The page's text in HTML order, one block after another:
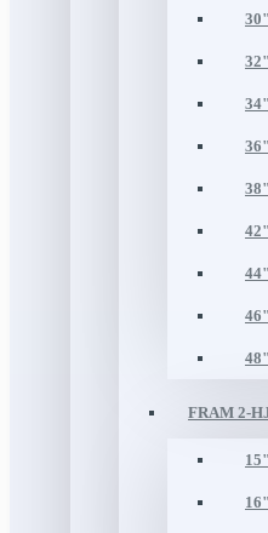
30"
32"
34"
36"
38"
42"
44"
46"
48"
FRAM 2-
15"
16"